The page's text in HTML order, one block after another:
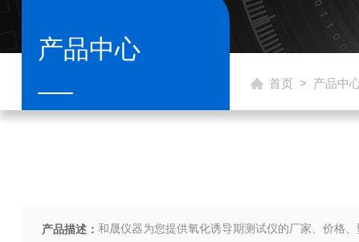
产品中心
首页 > 产品中
产品描述： 和晟仪器为您提供氧化诱导期测试仪的厂家、价格